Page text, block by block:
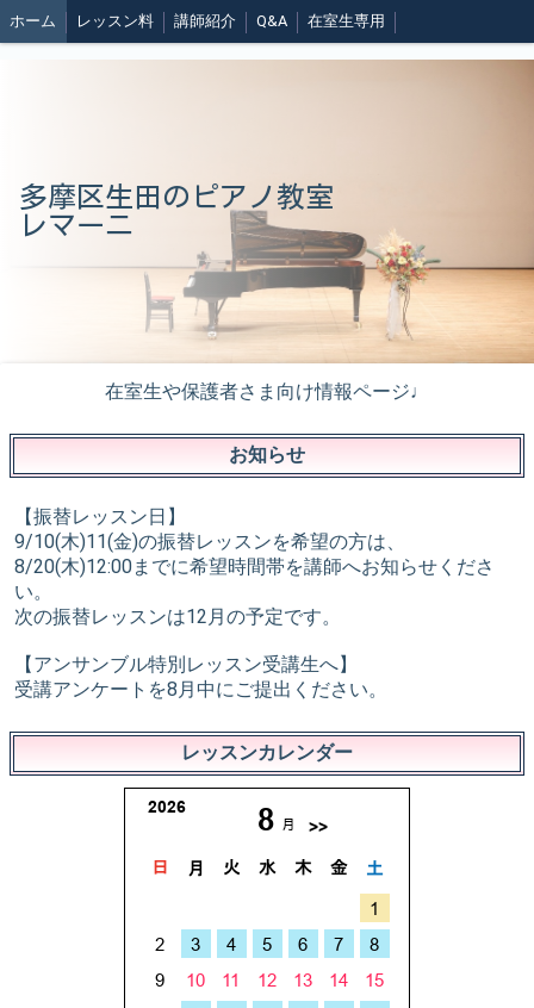
ホーム レッスン料 講師紹介 Q&A 在室生専用
多摩区生田のピアノ教室
レマーニ
在室生や保護者さま向け情報ページ♩
お知らせ
【振替レッスン日】
9/10(木)11(金)の振替レッスンを希望の方は、
8/20(木)12:00までに希望時間帯を講師へお知らせくださ
い。
次の振替レッスンは12月の予定です。
【アンサンブル特別レッスン受講生へ】
受講アンケートを8月中にご提出ください。
レッスンカレンダー